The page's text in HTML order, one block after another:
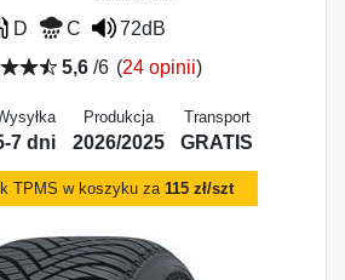
D C
72dB
5,6/6 (24 opinii)
7 dni
Produkcja
2026/2025
Transport
GRATIS
TPMS w koszyku za115 zł/szt